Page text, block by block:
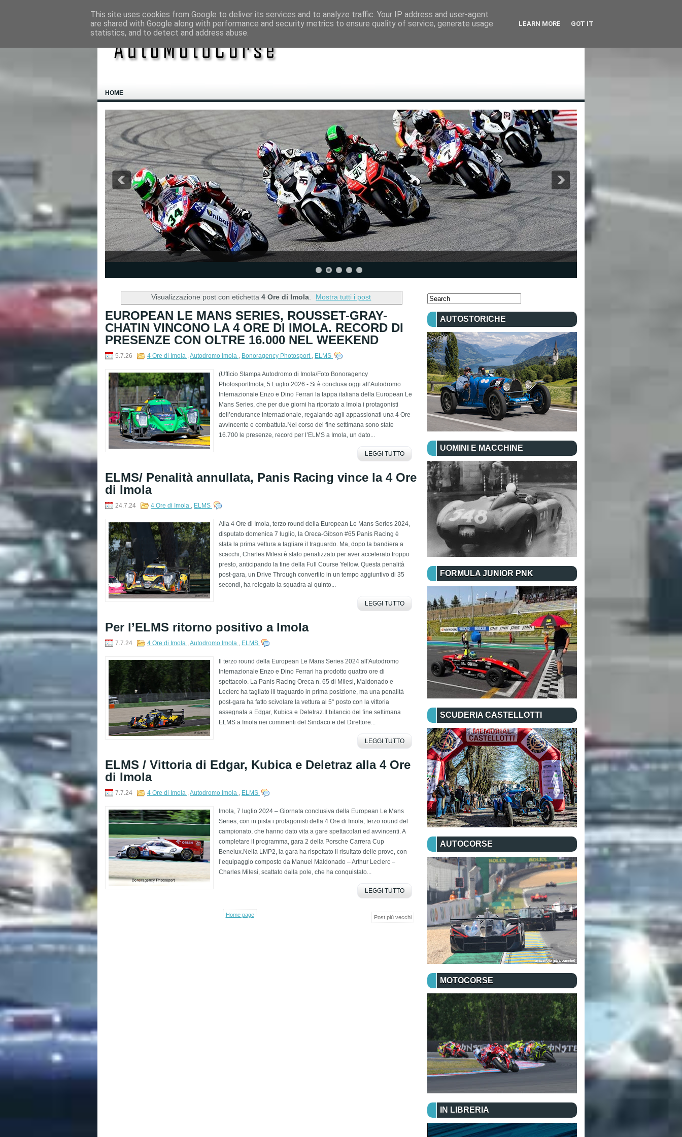
HOME
Visualizzazione post con etichetta 4 Ore di Imola. Mostra tutti i post
EUROPEAN LE MANS SERIES, ROUSSET-GRAY-
CHATIN VINCONO LA 4 ORE DI IMOLA. RECORD DI
PRESENZE CON OLTRE 16.000 NEL WEEKEND
5.7.26 4 Ore di Imola Autodromo Imola Bonoragency Photosport ELMS
(Ufficio Stampa Autodromo di Imola/Foto Bonoragency
PhotosportImola, 5 Luglio 2026 - Si è conclusa oggi all’Autodromo
Internazionale Enzo e Dino Ferrari la tappa italiana della European Le
Mans Series, che per due giorni ha riportato a Imola i protagonisti
dell’endurance internazionale, regalando agli appassionati una 4 Ore
avvincente e combattuta.Nel corso del fine settimana sono state
16.700 le presenze, record per l’ELMS a Imola, un dato...
LEGGI TUTTO
ELMS/ Penalità annullata, Panis Racing vince la 4 Ore
di Imola
24.7.24 4 Ore di Imola ELMS
Alla 4 Ore di Imola, terzo round della European Le Mans Series 2024,
disputato domenica 7 luglio, la Oreca-Gibson #65 Panis Racing è
stata la prima vettura a tagliare il traguardo. Ma, dopo la bandiera a
scacchi, Charles Milesi è stato penalizzato per aver accelerato troppo
presto, anticipando la fine della Full Course Yellow. Questa penalità
post-gara, un Drive Through convertito in un tempo aggiuntivo di 35
secondi, ha relegato la squadra al quinto...
LEGGI TUTTO
Per l’ELMS ritorno positivo a Imola
7.7.24 4 Ore di Imola Autodromo Imola ELMS
Il terzo round della European Le Mans Series 2024 all'Autodromo
Internazionale Enzo e Dino Ferrari ha prodotto quattro ore di
spettacolo. La Panis Racing Oreca n. 65 di Milesi, Maldonado e
Leclerc ha tagliato ill traguardo in prima posizione, ma una penalità
post-gara ha fatto scivolare la vettura al 5° posto con la vittoria
assegnata a Edgar, Kubica e Deletraz.Il bilancio del fine settimana
ELMS a Imola nei commenti del Sindaco e del Direttore...
LEGGI TUTTO
ELMS / Vittoria di Edgar, Kubica e Deletraz alla 4 Ore
di Imola
7.7.24 4 Ore di Imola Autodromo Imola ELMS
Imola, 7 luglio 2024 – Giornata conclusiva della European Le Mans
Series, con in pista i protagonisti della 4 Ore di Imola, terzo round del
campionato, che hanno dato vita a gare spettacolari ed avvincenti. A
completare il programma, gara 2 della Porsche Carrera Cup
Benelux.Nella LMP2, la gara ha rispettato il risultato delle prove, con
l’equipaggio composto da Manuel Maldonado – Arthur Leclerc –
Charles Milesi, scattato dalla pole, che ha conquistato...
LEGGI TUTTO
Post più vecchi
Home page
AUTOSTORICHE
UOMINI E MACCHINE
FORMULA JUNIOR PNK
SCUDERIA CASTELLOTTI
AUTOCORSE
MOTOCORSE
IN LIBRERIA
This site uses cookies from Google to deliver its services and to analyze traffic. Your IP address and user-agent
are shared with Google along with performance and security metrics to ensure quality of service, generate usage
statistics, and to detect and address abuse.
LEARN MORE GOT IT